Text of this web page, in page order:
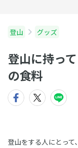
登山 グッズ
登山に持っ
の食料
登山をする人にとっ